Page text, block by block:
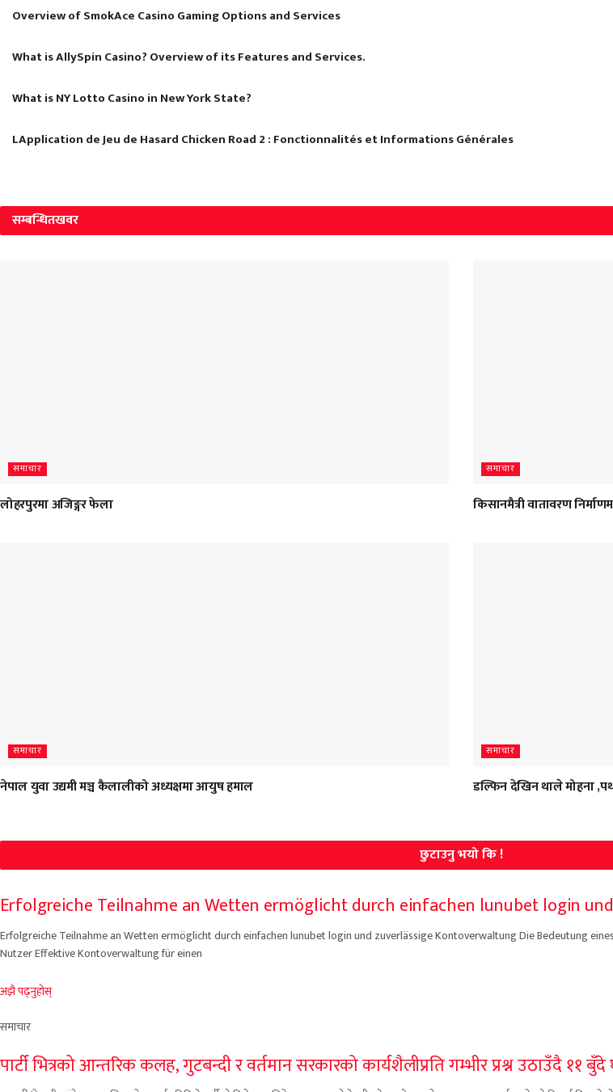
Overview of SmokAce Casino Gaming Options and Services
What is AllySpin Casino? Overview of its Features and Services.
What is NY Lotto Casino in New York State?
LApplication de Jeu de Hasard Chicken Road 2 : Fonctionnalités et Informations Générales
सम्बन्धितखवर
समाचार
लोहरपुरमा अजिङ्गर फेला
समाचार
किसानमैत्री वातावरण
समाचार
नेपाल युवा उद्यमी मञ्च कैलालीको अध्यक्षमा आयुष हमाल
समाचार
डल्फिन देखिन थाले मोहना
छुटाउनु भयो कि !
Erfolgreiche Teilnahme an Wetten ermöglicht durch einfachen lunubet login
Erfolgreiche Teilnahme an Wetten ermöglicht durch einfachen lunubet login und zuverlässige Kontoverwaltung Die Bedeutung
Nutzer Effektive Kontoverwaltung für einen
अझै पढ्नुहोस्
समाचार
पार्टी भित्रको आन्तरिक कलह, गुटबन्दी र वर्तमान सरकारको कार्यशैलीप्रति गम्भीर प्रश्न उठाउँदै ११ बुँदे